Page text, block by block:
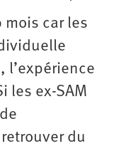
mois car les
l’expérience
les ex-SAM
du